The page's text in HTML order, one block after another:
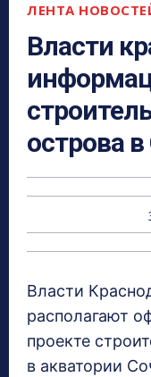
ЛЕНТА
Власти
острова
Власти
располагают
проекте
в акватории